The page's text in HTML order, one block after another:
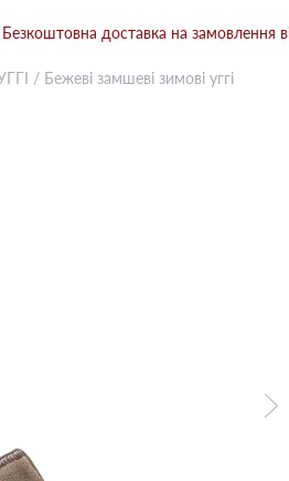
доставка на замовлення від
/ Бежевi замшеві зимові уггі